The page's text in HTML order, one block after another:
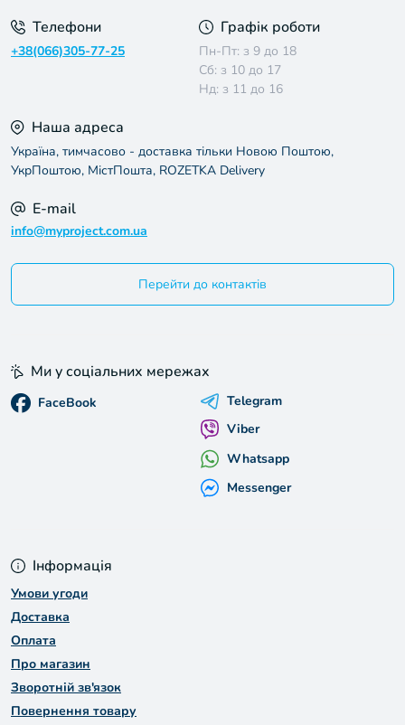
Телефони
+38(066)305-77-25
Графік роботи
Пн-Пт: з 9 до 18
Сб: з 10 до 17
Нд: з 11 до 16
Наша адреса
Україна, тимчасово - доставка тільки Новою Поштою,
УкрПоштою, МістПошта, ROZETKA Delivery
E-mail
info@myproject.com.ua
Перейти до контактів
Інформація
Умови угоди
Доставка
Оплата
Про магазин
Зворотній зв'язок
Повернення товару
Ми у соціальних мережах
FaceBook
Telegram
Viber
Whatsapp
Messenger